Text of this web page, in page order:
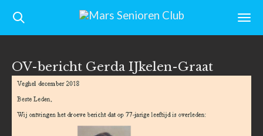
Ga
direct
de
OV-bericht Gerda IJkelen-Graat